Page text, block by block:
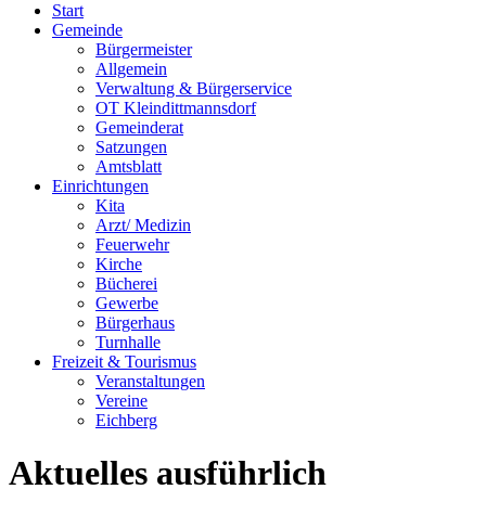
Start
Gemeinde
Bürgermeister
Allgemein
Verwaltung & Bürgerservice
OT Kleindittmannsdorf
Gemeinderat
Satzungen
Amtsblatt
Einrichtungen
Kita
Arzt/ Medizin
Feuerwehr
Kirche
Bücherei
Gewerbe
Bürgerhaus
Turnhalle
Freizeit & Tourismus
Veranstaltungen
Vereine
Eichberg
Aktuelles ausführlich